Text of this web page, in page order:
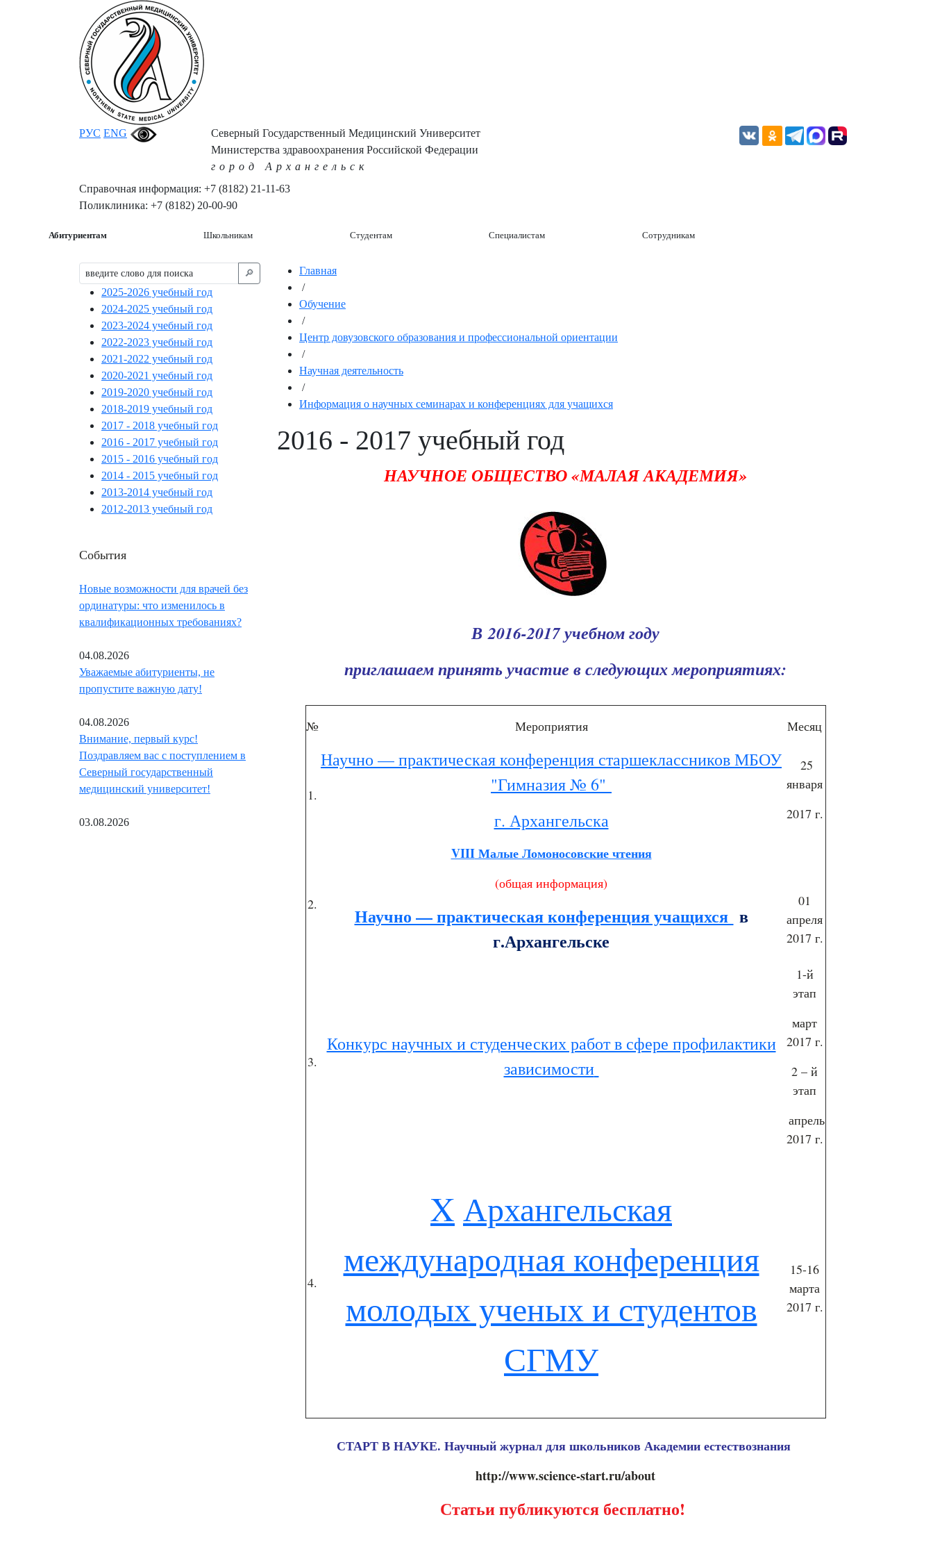
РУС ENG
Северный Государственный Медицинский Университет
Министерства здравоохранения Российской Федерации
город Архангельск
Справочная информация: +7 (8182) 21-11-63
Поликлиника: +7 (8182) 20-00-90
Абитуриентам Школьникам Студентам Специалистам Сотрудникам
🔎︎
2025-2026 учебный год
2024-2025 учебный год
2023-2024 учебный год
2022-2023 учебный год
2021-2022 учебный год
2020-2021 учебный год
2019-2020 учебный год
2018-2019 учебный год
2017 - 2018 учебный год
2016 - 2017 учебный год
2015 - 2016 учебный год
2014 - 2015 учебный год
2013-2014 учебный год
2012-2013 учебный год
События
Новые возможности для врачей без
ординатуры: что изменилось в
квалификационных требованиях?
04.08.2026
Уважаемые абитуриенты, не
пропустите важную дату!
04.08.2026
Внимание, первый курс!
Поздравляем вас с поступлением в
Северный государственный
медицинский университет!
03.08.2026
Главная
/
Обучение
/
Центр довузовского образования и профессиональной ориентации
/
Научная деятельность
/
Информация о научных семинарах и конференциях для учащихся
2016 - 2017 учебный год
НАУЧНОЕ ОБЩЕСТВО «МАЛАЯ АКАДЕМИЯ»
В2016-2017 учебном году
приглашаем принять участие в следующих мероприятиях:
№ Мероприятия Месяц
1.
Научно — практическая конференция старшеклассников МБОУ
"Гимназия № 6"
г. Архангельска
25
января
2017 г.
2.
VIIIМалые Ломоносовские чтения
(общая информация)
Научно — практическая конференция учащихся в
г.Архангельске
01
апреля
2017 г.
3.
Конкурс научных и студенческих работ в сфере профилактики
зависимости
1-й
этап
март
2017 г.
2 – й
этап
апрель
2017 г.
4.
X Архангельская
международная конференция
молодых ученых и студентов
СГМУ
15-16
марта
2017 г.
СТАРТ В НАУКЕ. Научный журнал для школьников Академии естествознания
http://www.science-start.ru/about
Статьи публикуются бесплатно!